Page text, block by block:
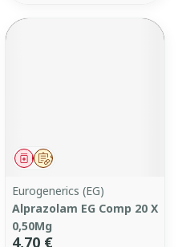
Sur prescription
Médicament
Eurogenerics (EG)
Alprazolam EG Comp 20 X
0,50Mg
4,70 €